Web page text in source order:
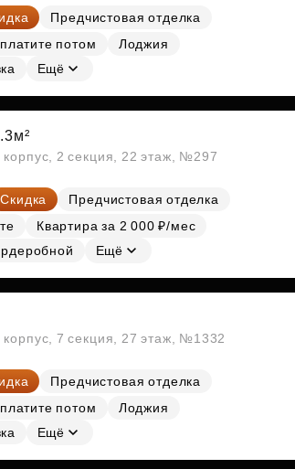
Предчистовая отделка
потом
Лоджия
Ещё
2 секция, 22 этаж, №297
Скидка
Предчистовая отделка
Квартира за 2 000 ₽/мес
Ещё
7 секция, 27 этаж, №1332
Предчистовая отделка
потом
Лоджия
Ещё